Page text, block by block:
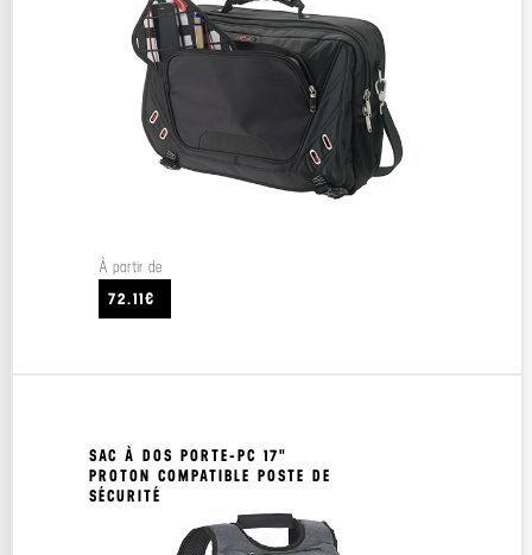
À partir de
72.11€
SAC À DOS PORTE-PC 17"
PROTON COMPATIBLE POSTE DE
SÉCURITÉ